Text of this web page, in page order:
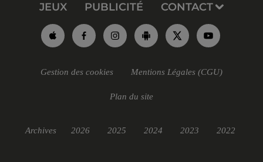
JEUX PUBLICITÉ CONTACT
Gestion des cookies Mentions Légales (CGU)
Plan du site
Archives 2026 2025 2024 2023 2022